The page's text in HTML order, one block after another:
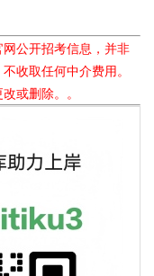
公开招考信息，并非
收取任何中介费用。
或删除。。